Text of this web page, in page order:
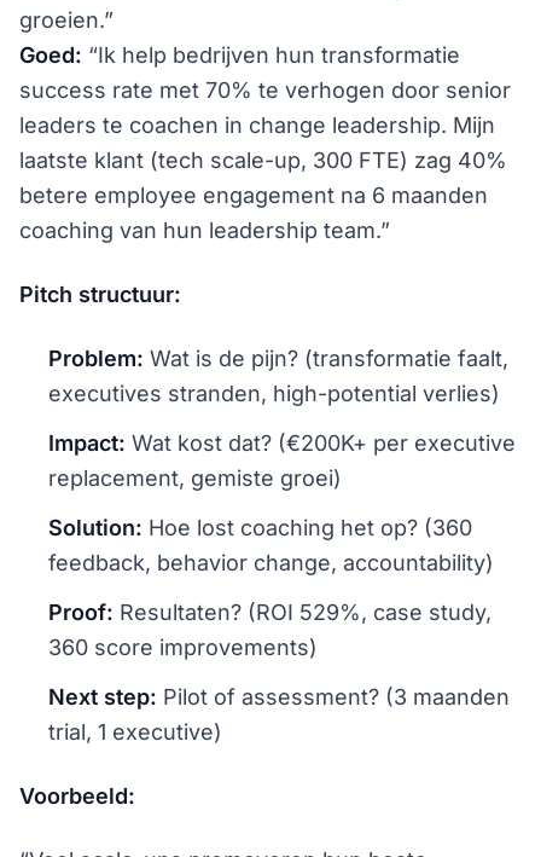
groeien.”
Goed: “Ik help bedrijven hun transformatie
success rate met 70% te verhogen door senior
leaders te coachen in change leadership. Mijn
laatste klant (tech scale-up, 300 FTE) zag 40%
betere employee engagement na 6 maanden
coaching van hun leadership team.”
Pitch structuur:
Problem: Wat is de pijn? (transformatie faalt,
executives stranden, high-potential verlies)
Impact: Wat kost dat? (€200K+ per executive
replacement, gemiste groei)
Solution: Hoe lost coaching het op? (360
feedback, behavior change, accountability)
Proof: Resultaten? (ROI 529%, case study,
360 score improvements)
Next step: Pilot of assessment? (3 maanden
trial, 1 executive)
Voorbeeld: